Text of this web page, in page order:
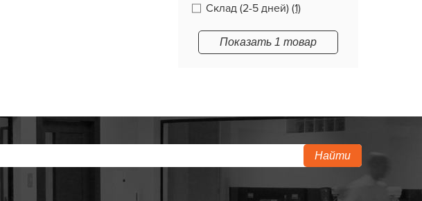
Склад (2-5 дней) (1)
Показать 1 товар
Найти